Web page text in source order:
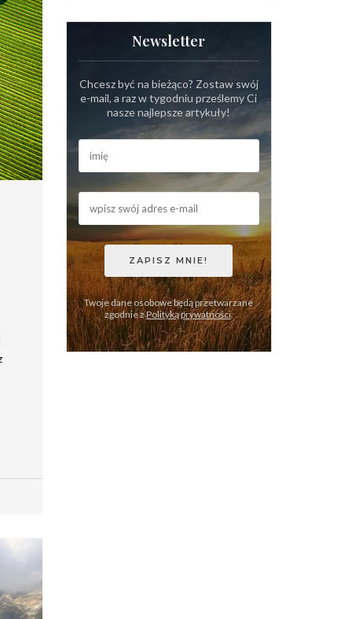
Newsletter
Chcesz być na bieżąco? Zostaw swój
e-mail, a raz w tygodniu prześlemy Ci
nasze najlepsze artykuły!
Twoje dane osobowe będą przetwarzane
zgodnie zPolityką prywatności.